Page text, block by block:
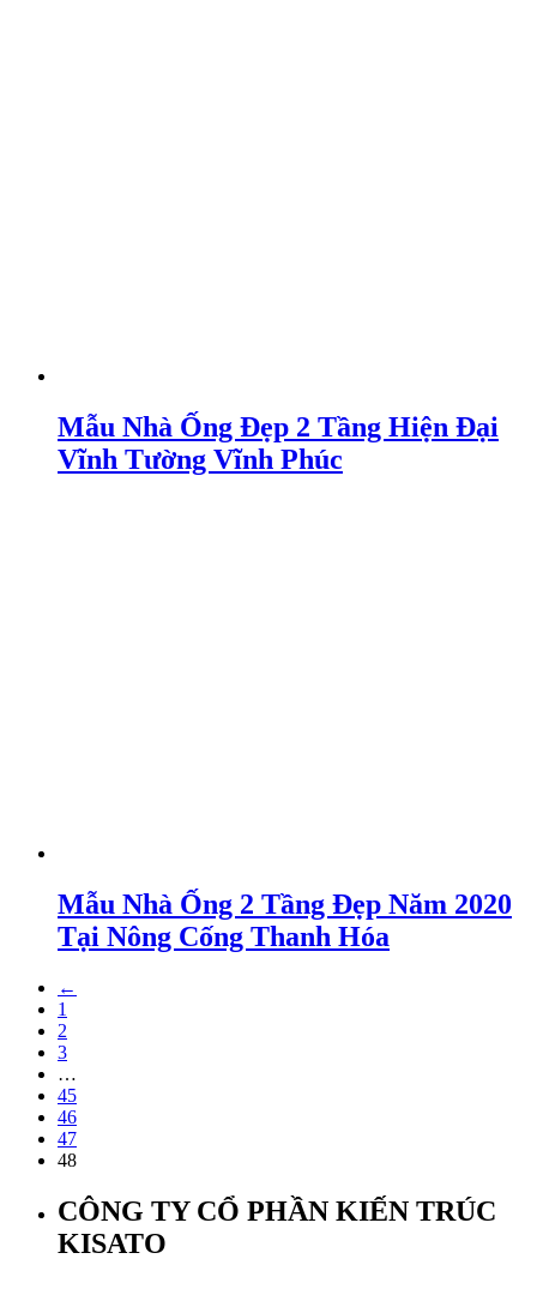
Mẫu Nhà Ống Đẹp 2 Tầng Hiện Đại
Vĩnh Tường Vĩnh Phúc
Mẫu Nhà Ống 2 Tầng Đẹp Năm 2020
Tại Nông Cống Thanh Hóa
←
1
2
3
…
45
46
47
48
CÔNG TY CỔ PHẦN KIẾN TRÚC
KISATO